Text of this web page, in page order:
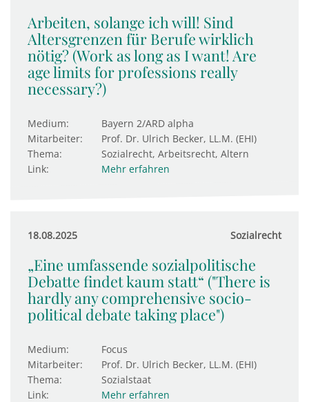
Arbeiten, solange ich will! Sind
Altersgrenzen für Berufe wirklich
nötig? (Work as long as I want! Are
age limits for professions really
necessary?)
Medium:
Bayern 2/ARD alpha
Mitarbeiter:
Prof. Dr. Ulrich Becker, LL.M. (EHI)
Thema:
Sozialrecht, Arbeitsrecht, Altern
Link:
Mehr erfahren
18.08.2025 Sozialrecht
„Eine umfassende sozialpolitische
Debatte findet kaum statt“ ("There is
hardly any comprehensive socio-
political debate taking place")
Medium:
Focus
Mitarbeiter:
Prof. Dr. Ulrich Becker, LL.M. (EHI)
Thema:
Sozialstaat
Link:
Mehr erfahren